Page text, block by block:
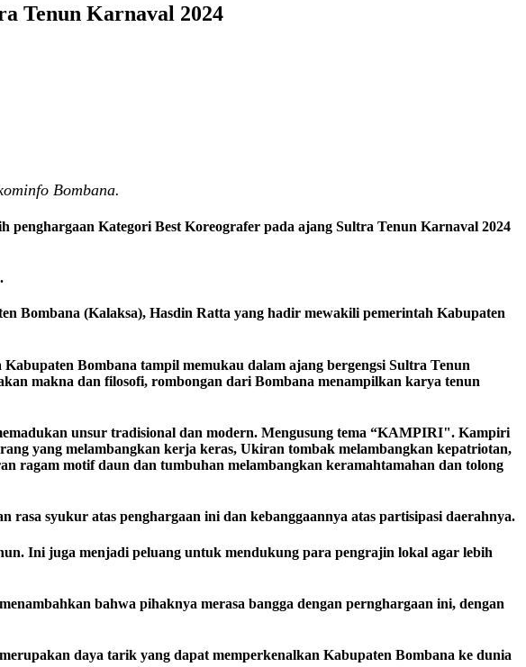
Tenun Karnaval 2024
Bombana.
penghargaan Kategori Best Koreografer pada ajang Sultra Tenun Karnaval 2024
Bombana (Kalaksa), Hasdin Ratta yang hadir mewakili pemerintah Kabupaten
Bombana tampil memukau dalam ajang bergengsi Sultra Tenun
makna dan filosofi, rombongan dari Bombana menampilkan karya tenun
unsur tradisional dan modern. Mengusung tema “KAMPIRI". Kampiri
yang melambangkan kerja keras, Ukiran tombak melambangkan kepatriotan,
ragam motif daun dan tumbuhan melambangkan keramahtamahan dan tolong
syukur atas penghargaan ini dan kebanggaannya atas partisipasi daerahnya.
Ini juga menjadi peluang untuk mendukung para pengrajin lokal agar lebih
bahwa pihaknya merasa bangga dengan pernghargaan ini, dengan
daya tarik yang dapat memperkenalkan Kabupaten Bombana ke dunia